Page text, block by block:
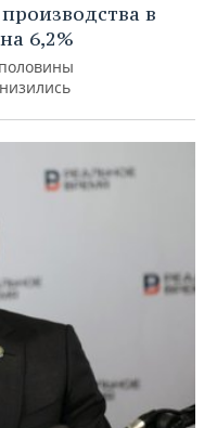
в
6,2%